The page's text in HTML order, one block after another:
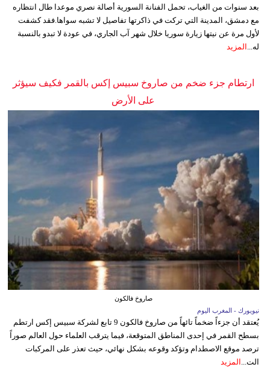
بعد سنوات من الغياب، تحمل الفنانة السورية أصالة نصري موعدا طال انتظاره
مع دمشق، المدينة التي تركت في ذاكرتها تفاصيل لا تشبه سواها.فقد كشفت
لأول مرة عن نيتها زيارة سوريا خلال شهر آب الجاري، في عودة لا تبدو بالنسبة
له... المزيد
ارتطام جزء ضخم من صاروخ سبيس إكس بالقمر فكيف سيؤثر
على الأرض
صاروخ فالكون
نيويورك - المغرب اليوم
يُعتقد أن جزءاً ضخماً تائهاً من صاروخ فالكون 9 تابع لشركة سبيس إكس ارتطم
بسطح القمر في إحدى المناطق المتوقعة، فيما يترقب العلماء حول العالم صوراً
ترصد موقع الاصطدام وتؤكد وقوعه بشكل نهائي، حيث تعذر على المركبات
الت...
المزيد